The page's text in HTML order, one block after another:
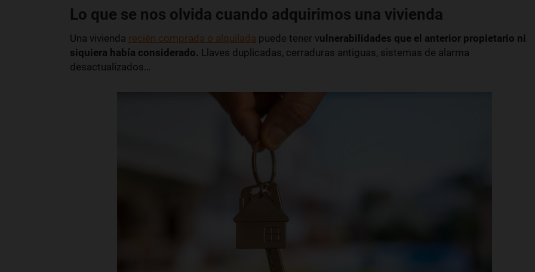
Lo que se nos olvida cuando adquirimos una vivienda
Una vivienda recién comprada o alquilada puede tener vulnerabilidades que el anterior propietario ni
siquiera había considerado. Llaves duplicadas, cerraduras antiguas, sistemas de alarma
desactualizados…